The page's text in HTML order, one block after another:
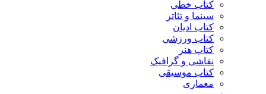
کتاب خطی
سینما و تئاتر
کتاب ادیان
کتاب ورزشی
کتاب هنر
نقاشی و گرافیک
کتاب موسیقی
معماری